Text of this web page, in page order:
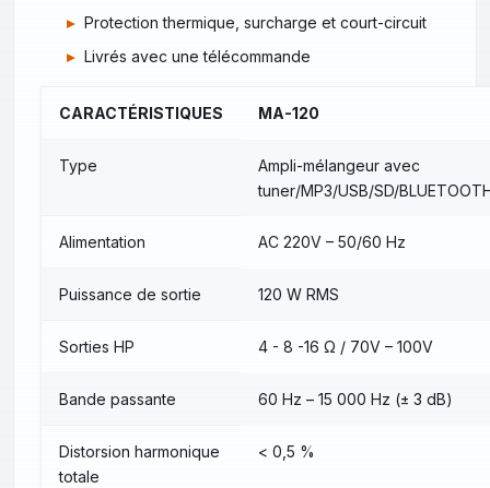
Protection thermique, surcharge et court-circuit
Livrés avec une télécommande
CARACTÉRISTIQUES MA-120
Type
Ampli-mélangeur avec
tuner/MP3/USB/SD/
Alimentation AC 220V – 50/60 Hz
Puissance de sortie 120 W RMS
Sorties HP 4 - 8 -16 Ω / 70V – 100V
Bande passante 60 Hz – 15 000 Hz (± 3 dB)
Distorsion harmonique
totale
< 0,5 %